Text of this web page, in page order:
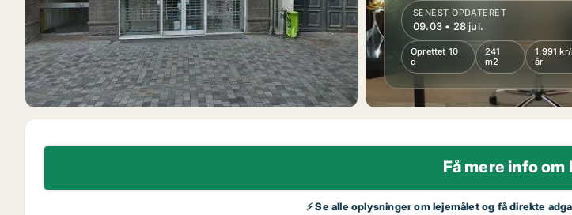
SENEST OPDATERET
09.03 • 28 jul.
Oprettet 10
d
241
m2
1.991
år
Få mere info om
⚡ Se alle oplysninger om lejemålet og få direkte